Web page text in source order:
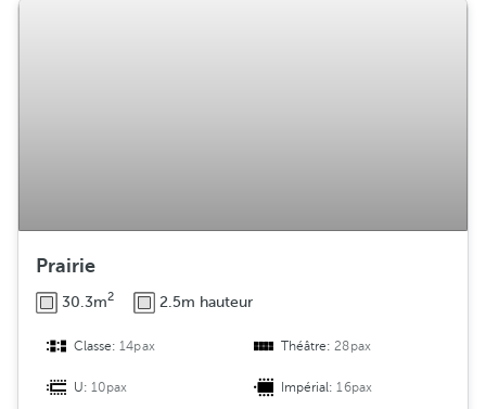
Prairie
30.3m2 2.5m hauteur
Classe:14pax Théâtre:28pax
U:10pax Impérial:16pax